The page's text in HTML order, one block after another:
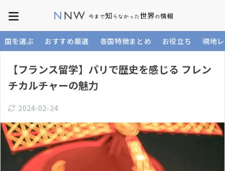
国を選ぶ おすすめ厳選 各国特徴まとめ お役立ち 現地
【フランス留学】パリで歴史を感じる フレン
チカルチャーの魅力
2024-02-24